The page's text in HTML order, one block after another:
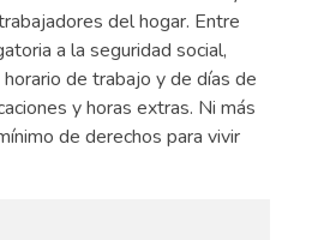
del hogar. Entre
a la seguridad social,
de trabajo y de días de
y horas extras. Ni más
de derechos para vivir